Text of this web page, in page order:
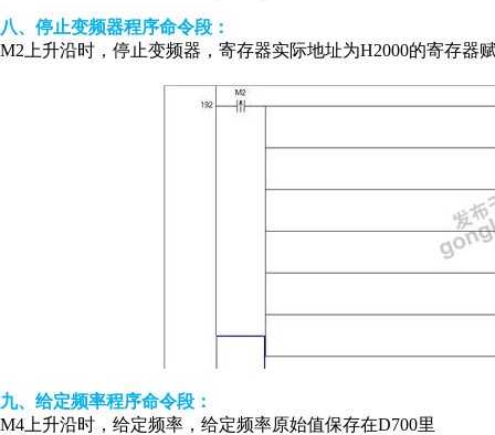
八、停止变频器程序命令段：
M2上升沿时，停止变频器，寄存器实际地址为H2000的寄存器
九、给定频率程序命令段：
M4上升沿时，给定频率，给定频率原始值保存在D700里